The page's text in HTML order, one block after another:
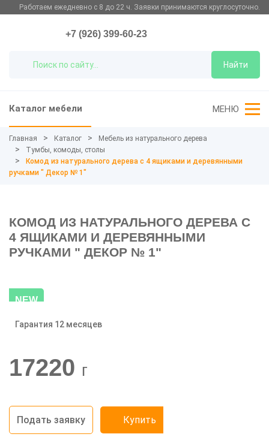
Работаем ежедневно с 8 до 22 ч. Заявки принимаются круглосуточно.
Найти
+7 (926) 399-60-23
Каталог мебели МЕНЮ
Главная Каталог
Мебель из натурального дерева
Тумбы, комоды, столы
Комод из натурального дерева с 4 ящиками и деревянными
ручками " Декор № 1"
КОМОД ИЗ НАТУРАЛЬНОГО ДЕРЕВА С
4 ЯЩИКАМИ И ДЕРЕВЯННЫМИ
РУЧКАМИ " ДЕКОР № 1"
NEW
-20%
Гарантия 12 месяцев
17220 г
Подать заявку Купить